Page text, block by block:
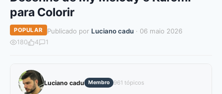
para Colorir
POPULAR Publicado por Luciano cadu· 06 maio 2026
180 4 1
Luciano cadu Membro 961 tópicos